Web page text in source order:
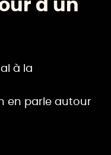
d'un
à la
en parle autour